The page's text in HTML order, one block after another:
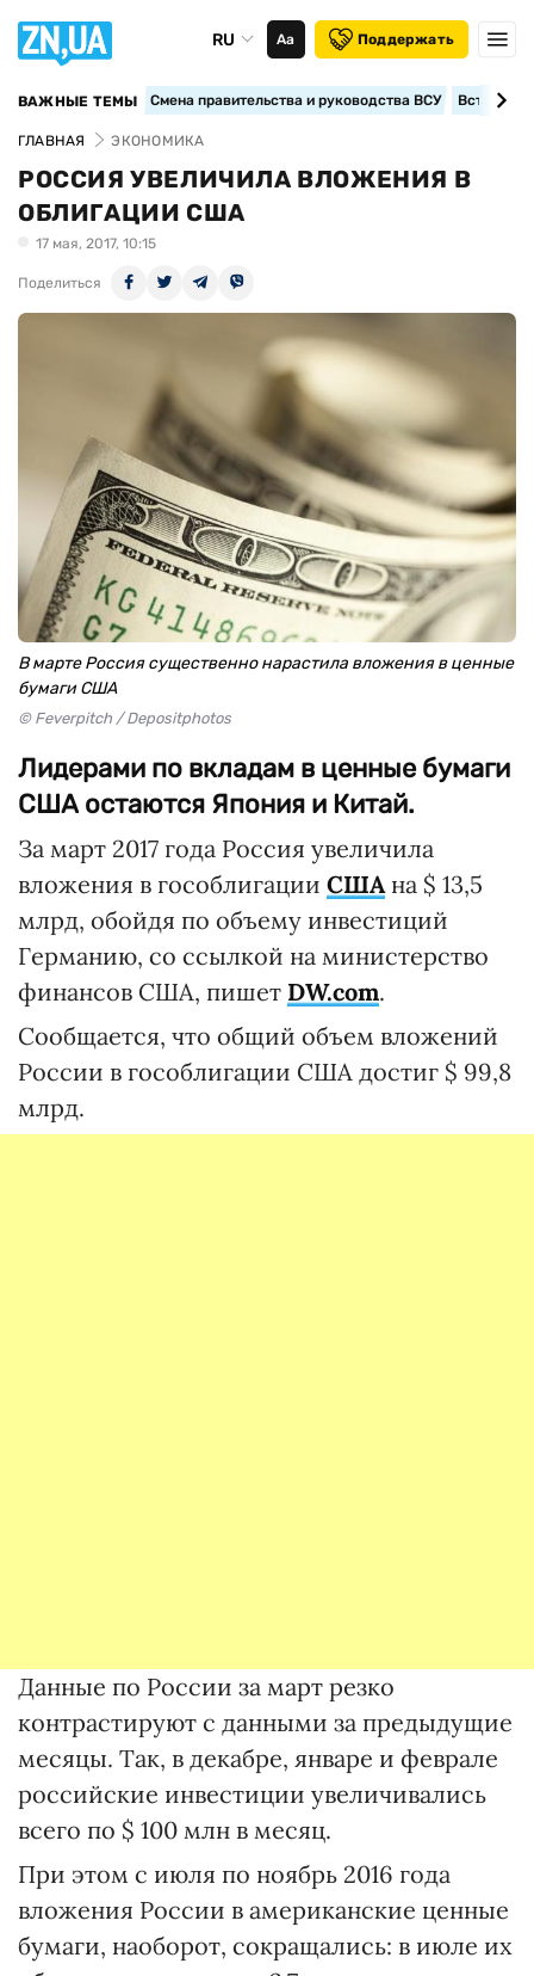
RU Аа Поддержать
ВАЖНЫЕ ТЕМЫ Смена правительства и руководства ВСУ
ГЛАВНАЯ ЭКОНОМИКА
РОССИЯ УВЕЛИЧИЛА ВЛОЖЕНИЯ В
ОБЛИГАЦИИ США
17 мая, 2017, 10:15
Поделиться
В марте Россия существенно нарастила вложения в ценные
бумаги США
© Feverpitch / Depositphotos
Лидерами по вкладам в ценные бумаги
США остаются Япония и Китай.
За март 2017 года Россия увеличила
вложения в гособлигации США на $ 13,5
млрд, обойдя по объему инвестиций
Германию, со ссылкой на министерство
финансов США, пишет DW.com.
Сообщается, что общий объем вложений
России в гособлигации США достиг $ 99,8
млрд.
Данные по России за март резко
контрастируют с данными за предыдущие
месяцы. Так, в декабре, январе и феврале
российские инвестиции увеличивались
всего по $ 100 млн в месяц.
При этом с июля по ноябрь 2016 года
вложения России в американские ценные
бумаги, наоборот, сокращались: в июле их